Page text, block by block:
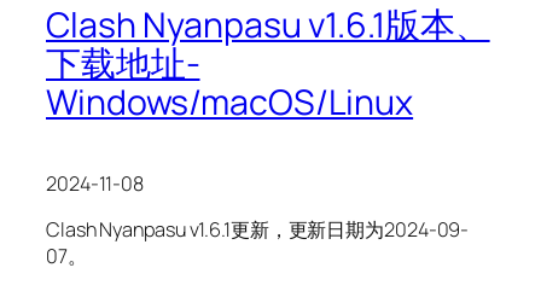
Clash Nyanpasu v1.6.1版本、
下载地址-
Windows/macOS/Linux
2024-11-08
Clash Nyanpasu v1.6.1更新，更新日期为2024-09-
07。